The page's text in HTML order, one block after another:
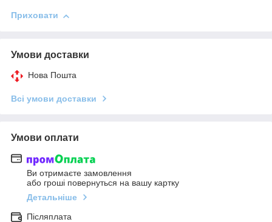
Приховати
Умови доставки
Нова Пошта
Всі умови доставки
Умови оплати
Ви отримаєте замовлення
або гроші повернуться на вашу картку
Детальніше
Післяплата